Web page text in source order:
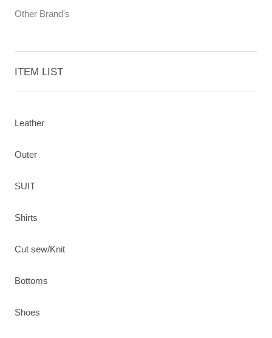
Other Brand's
ITEM LIST
Leather
Outer
SUIT
Shirts
Cut sew/Knit
Bottoms
Shoes